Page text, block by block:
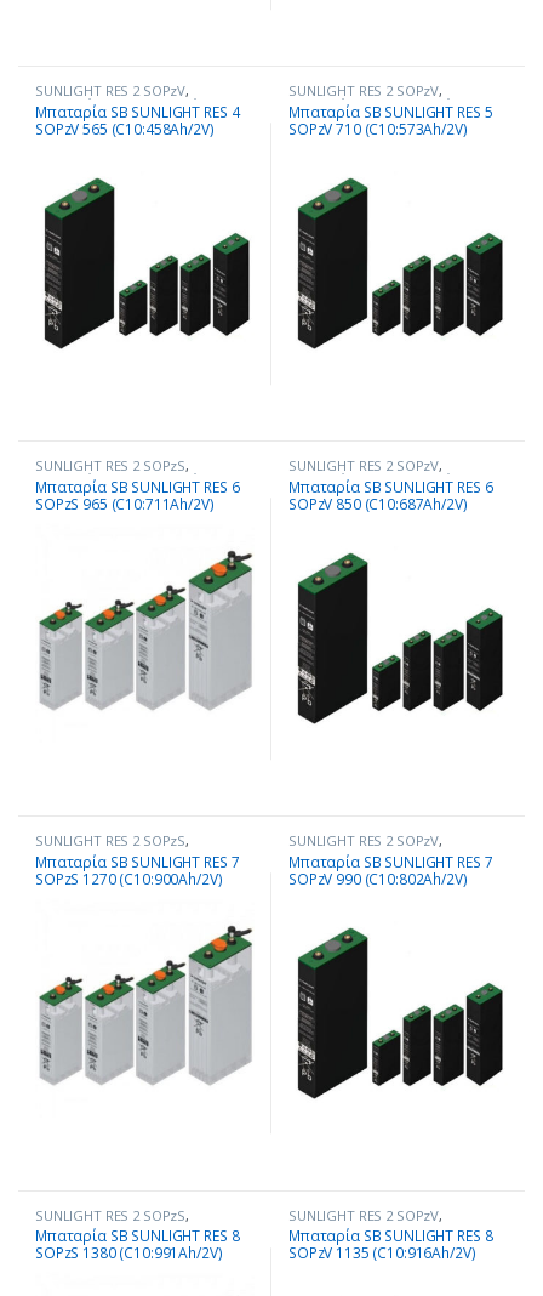
SUNLIGHT RES 2 SOPzV,
Μπαταρίες - Συσσωρευτές
Μπαταρία SB SUNLIGHT RES 4
SOPzV 565 (C10:458Ah/2V)
SUNLIGHT RES 2 SOPzV,
Μπαταρίες - Συσσωρευτές
Μπαταρία SB SUNLIGHT RES 5
SOPzV 710 (C10:573Ah/2V)
SUNLIGHT RES 2 SOPzS,
Μπαταρίες - Συσσωρευτές
Μπαταρία SB SUNLIGHT RES 6
SOPzS 965 (C10:711Ah/2V)
SUNLIGHT RES 2 SOPzV,
Μπαταρίες - Συσσωρευτές
Μπαταρία SB SUNLIGHT RES 6
SOPzV 850 (C10:687Ah/2V)
SUNLIGHT RES 2 SOPzS,
Μπαταρίες - Συσσωρευτές
Μπαταρία SB SUNLIGHT RES 7
SOPzS 1270 (C10:900Ah/2V)
SUNLIGHT RES 2 SOPzV,
Μπαταρίες - Συσσωρευτές
Μπαταρία SB SUNLIGHT RES 7
SOPzV 990 (C10:802Ah/2V)
SUNLIGHT RES 2 SOPzS,
Μπαταρίες - Συσσωρευτές
Μπαταρία SB SUNLIGHT RES 8
SOPzS 1380 (C10:991Ah/2V)
SUNLIGHT RES 2 SOPzV,
Μπαταρίες - Συσσωρευτές
Μπαταρία SB SUNLIGHT RES 8
SOPzV 1135 (C10:916Ah/2V)